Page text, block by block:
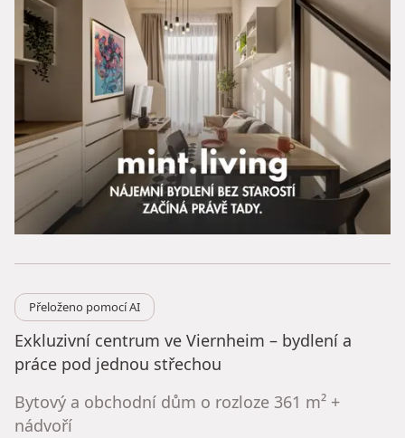
Přeloženo pomocí AI
Exkluzivní centrum ve Viernheim – bydlení a
práce pod jednou střechou
Bytový a obchodní dům o rozloze 361 m² +
nádvoří